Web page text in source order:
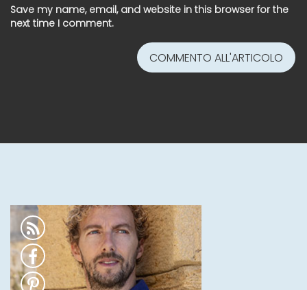
Save my name, email, and website in this browser for the
next time I comment.